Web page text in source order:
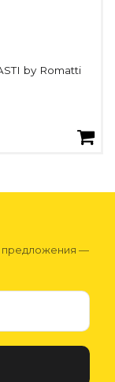
by Romatti
предложения —